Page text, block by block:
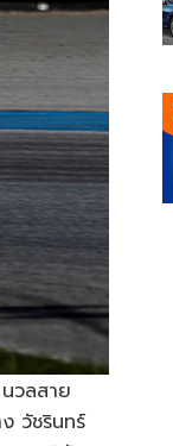
วลสาย
วัชรินทร์